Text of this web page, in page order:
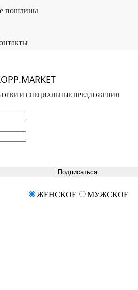
пошлины
И СПЕЦИАЛЬНЫЕ ПРЕДЛОЖЕНИЯ
Подписаться
ЖЕНСКОЕ МУЖСКОЕ